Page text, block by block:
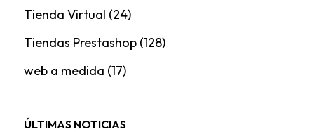
Tienda Virtual (24)
Tiendas Prestashop(128)
web a medida (17)
ÚLTIMAS NOTICIAS